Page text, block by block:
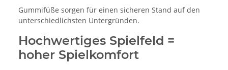
Gummifüße sorgen für einen sicheren Stand auf den
unterschiedlichsten Untergründen.
Hochwertiges Spielfeld =
hoher Spielkomfort